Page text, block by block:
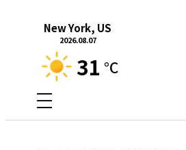
New York, US
2026.08.07
31 °C